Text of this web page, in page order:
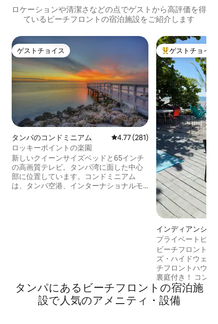
ロケーションや清潔さなどの点でゲストから高評価を得
ているビーチフロントの宿泊施設をご紹介します
ゲストチョイス
ゲストチョイス
タンパのコンドミニアム レビュー281件、5つ星中4.77つ
4.77 (281)
ロッキーポイントの楽園
新しいクイーンサイズベッドと65インチ
の高画質テレビ。タンパ湾に面した中心
部に位置しています。コンドミニアム
は、タンパ空港、インターナショナルモ
間ランドリー設備。バルコニーからは水
が見渡せます。チェックインとチェック
アウトは24時間年中無休です。
大好評のゲスト
ゲストチョイス
インディアンショ
バンガロー
プライベートビー
ガロー*プール*ペ
ビーチフロント
ズ・ハイドウェイ
チフロントハウス
裏庭付き！ コンドミニアムではありませ
ん。混雑したエレ
ーエリア、遠く
せん 特徴: 素晴ら
タンパにあるビーチフロントの宿泊施
設で人気のアメニティ・設備